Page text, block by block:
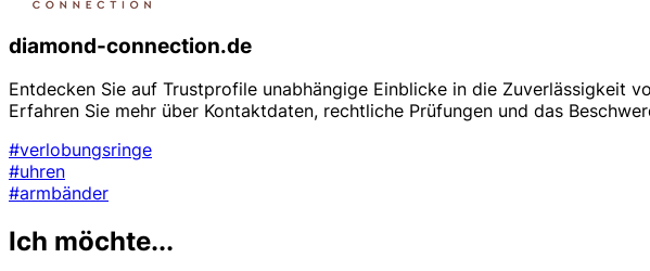
diamond-connection.de
Entdecken Sie auf Trustprofile unabhängige Einblicke in die Zuverlässigkeit
Erfahren Sie mehr über Kontaktdaten, rechtliche Prüfungen und das
#verlobungsringe
#uhren
#armbänder
Ich möchte...